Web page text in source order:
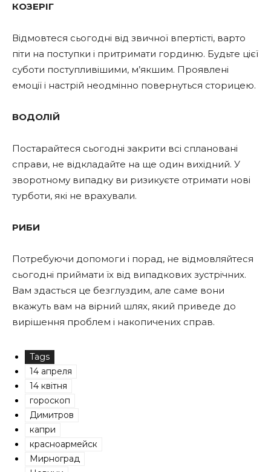
КОЗЕРІГ
Відмовтеся сьогодні від звичної впертісті, варто
піти на поступки і притримати гординю. Будьте цієї
суботи поступливішими, м’якшим. Проявлені
емоції і настрій неодмінно повернуться сторицею.
ВОДОЛІЙ
Постарайтеся сьогодні закрити всі сплановані
справи, не відкладайте на ще один вихідний. У
зворотному випадку ви ризикуєте отримати нові
турботи, які не врахували.
РИБИ
Потребуючи допомоги і порад, не відмовляйтеся
сьогодні приймати їх від випадкових зустрічних.
Вам здасться це безглуздим, але саме вони
вкажуть вам на вірний шлях, який приведе до
вирішення проблем і накопичених справ.
Tags
14 апреля
14 квітня
гороскоп
Димитров
капри
красноармейск
Мирноград